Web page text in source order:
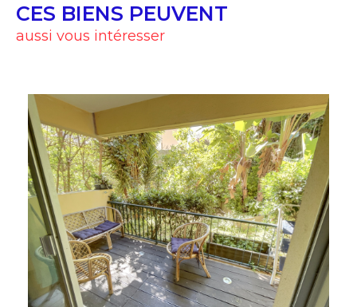
CES BIENS PEUVENT
aussi vous intéresser